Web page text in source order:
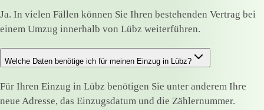
Ja. In vielen Fällen können Sie Ihren bestehenden Vertrag bei
einem Umzug innerhalb von Lübz weiterführen.
Welche Daten benötige ich für meinen Einzug in Lübz?
Für Ihren Einzug in Lübz benötigen Sie unter anderem Ihre
neue Adresse, das Einzugsdatum und die Zählernummer.